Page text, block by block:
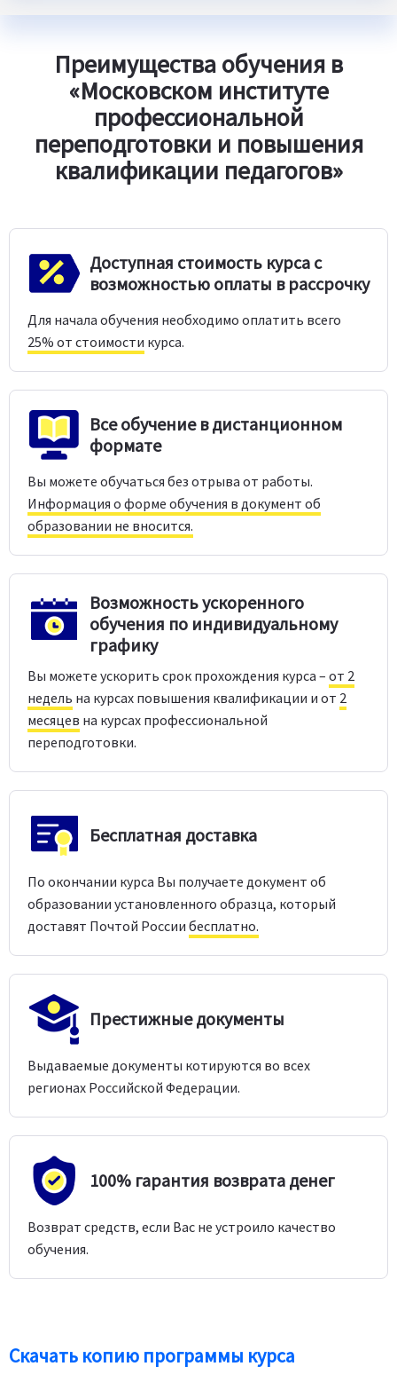
Преимущества обучения в
«Московском институте
профессиональной
переподготовки и повышения
квалификации педагогов»
Доступная стоимость курса с
возможностью оплаты в рассрочку
Для начала обучения необходимо оплатить всего
25% от стоимости курса.
Все обучение в дистанционном
формате
Вы можете обучаться без отрыва от работы.
Информация о форме обучения в документ об
образовании не вносится.
Возможность ускоренного
обучения по индивидуальному
графику
Вы можете ускорить срок прохождения курса – от 2
недель на курсах повышения квалификации и от 2
месяцев на курсах профессиональной
переподготовки.
Бесплатная доставка
По окончании курса Вы получаете документ об
образовании установленного образца, который
доставят Почтой России бесплатно.
Престижные документы
Выдаваемые документы котируются во всех
регионах Российской Федерации.
100% гарантия возврата денег
Возврат средств, если Вас не устроило качество
обучения.
Скачать копию программы курса